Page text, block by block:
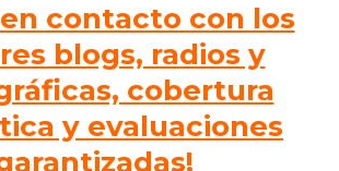
en contacto con los
blogs, radios y
cobertura
y evaluaciones